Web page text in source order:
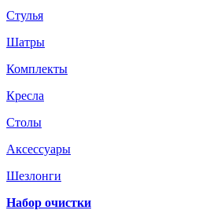
Стулья
Шатры
Комплекты
Кресла
Столы
Аксессуары
Шезлонги
Набор очистки